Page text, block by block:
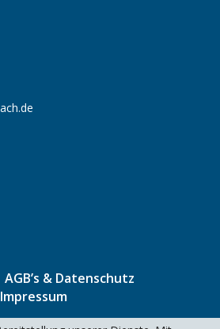
AGB’s & Datenschutz
Impressum